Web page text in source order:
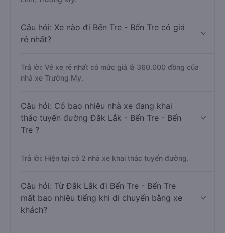
Câu hỏi: Xe nào đi Bến Tre - Bến Tre có giá
rẻ nhất?
Trả lời: Vé xe rẻ nhất có mức giá là 360.000 đồng của
nhà xe Trường My.
Câu hỏi: Có bao nhiêu nhà xe đang khai
thác tuyến đường Đắk Lắk - Bến Tre - Bến
Tre ?
Trả lời: Hiện tại có 2 nhà xe khai thác tuyến đường.
Câu hỏi: Từ Đắk Lắk đi Bến Tre - Bến Tre
mất bao nhiêu tiếng khi di chuyển bằng xe
khách?